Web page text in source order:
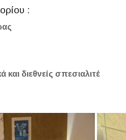
:
και διεθνείς σπεσιαλιτέ